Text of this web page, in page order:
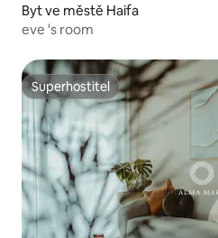
Byt ve městě Haifa
eve 's room
Superhostitel
Superhostitel